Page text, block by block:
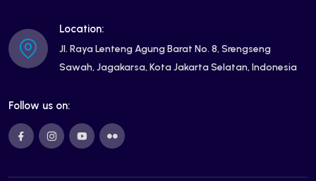
Location:
Jl. Raya Lenteng Agung Barat No. 8, Srengseng
Sawah, Jagakarsa, Kota Jakarta Selatan, Indonesia
Follow us on: